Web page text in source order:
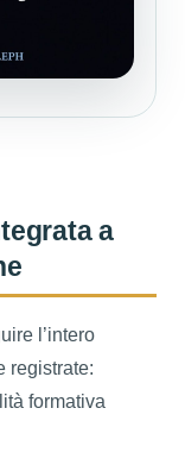
a
l’intero
registrate:
formativa